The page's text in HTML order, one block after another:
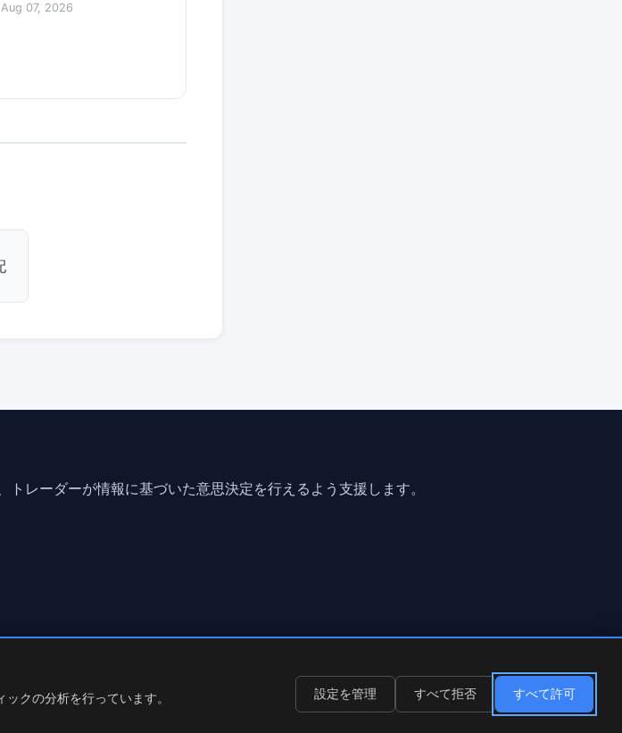
Aug 07, 2026
クの分析を行っています。 設定を管理 すべて拒否 すべて許可
レーダーが情報に基づいた意思決定を行えるよう支援します。